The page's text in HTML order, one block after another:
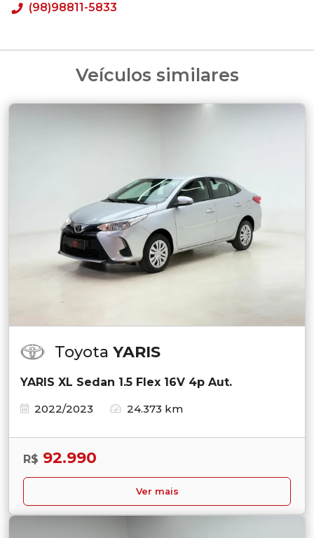
(98)98811-5833
Veículos similares
Toyota YARIS
YARIS XL Sedan 1.5 Flex 16V 4p Aut.
2022/2023
24.373 km
R$ 92.990
Ver mais